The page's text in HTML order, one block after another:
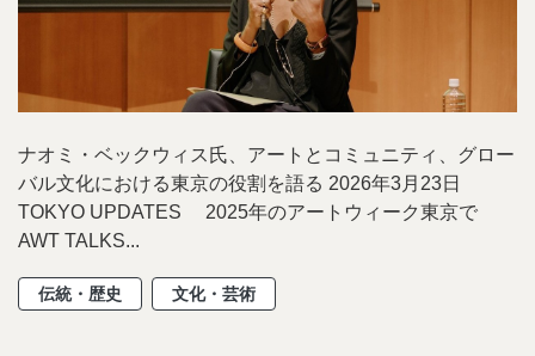
ナオミ・ベックウィス氏、アートとコミュニティ、グロー
バル文化における東京の役割を語る 2026年3月23日
TOKYO UPDATES 2025年のアートウィーク東京で
AWT TALKS...
伝統・歴史 文化・芸術